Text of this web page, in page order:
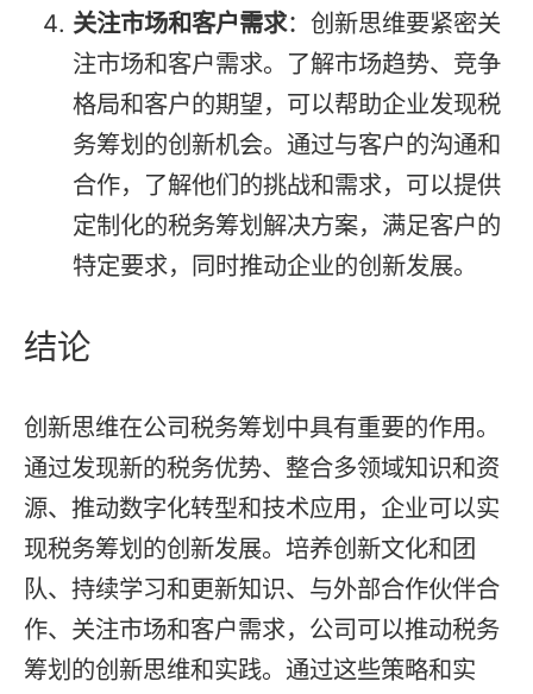
关注市场和客户需求：创新思维要紧密关
注市场和客户需求。了解市场趋势、竞争
格局和客户的期望，可以帮助企业发现税
务筹划的创新机会。通过与客户的沟通和
合作，了解他们的挑战和需求，可以提供
定制化的税务筹划解决方案，满足客户的
特定要求，同时推动企业的创新发展。
结论
创新思维在公司税务筹划中具有重要的作用。
通过发现新的税务优势、整合多领域知识和资
源、推动数字化转型和技术应用，企业可以实
现税务筹划的创新发展。培养创新文化和团
队、持续学习和更新知识、与外部合作伙伴合
作、关注市场和客户需求，公司可以推动税务
筹划的创新思维和实践。通过这些策略和实